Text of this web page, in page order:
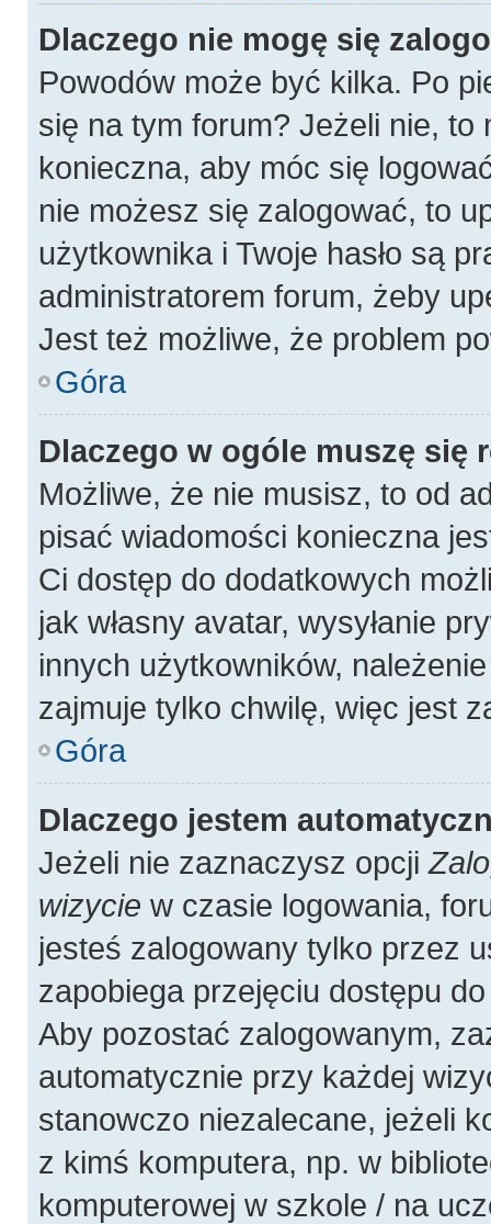
Dlaczego nie mogę się
Powodów może być kilka. Po
się na tym forum? Jeżeli nie,
konieczna, aby móc się
nie możesz się zalogować, to
użytkownika i Twoje hasło są
administratorem forum, żeby
Jest też możliwe, że problem
Góra
Dlaczego w ogóle muszę się
Możliwe, że nie musisz, to od
pisać wiadomości konieczna
Ci dostęp do dodatkowych
jak własny avatar, wysyłanie
innych użytkowników,
zajmuje tylko chwilę, więc jest
Góra
Dlaczego jestem
Jeżeli nie zaznaczysz opcji
wizycie w czasie logowania,
jesteś zalogowany tylko przez
zapobiega przejęciu dostępu
Aby pozostać zalogowanym,
automatycznie przy każdej
stanowczo niezalecane, jeżeli
z kimś komputera, np. w
komputerowej w szkole / na